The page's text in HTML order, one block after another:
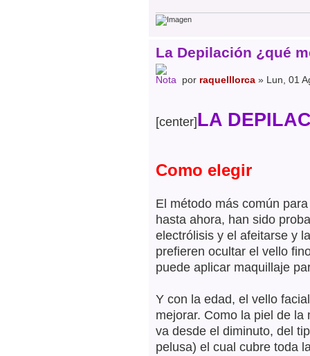
La Depilación ¿qué
por raquelllorca » Lun, 01
[center]LA
Como elegir
El método más común
hasta ahora, han sido
electrólisis y el afeitarse y
prefieren ocultar el vello
puede aplicar maquillaje
Y con la edad, el vello
mejorar. Como la piel de
va desde el diminuto, del
pelusa) el cual cubre toda